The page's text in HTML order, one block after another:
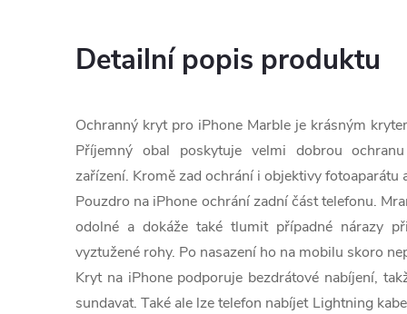
Detailní popis produktu
Ochranný kryt pro iPhone Marble je krásným
Příjemný obal poskytuje velmi dobrou
zařízení. Kromě zad ochrání i objektivy fotoaparátu
Pouzdro na iPhone ochrání zadní část telefonu.
odolné a dokáže také tlumit případné nárazy
vyztužené rohy. Po nasazení ho na mobilu skoro
Kryt na iPhone podporuje bezdrátové nabíjení,
sundavat. Také ale lze telefon nabíjet Lightning